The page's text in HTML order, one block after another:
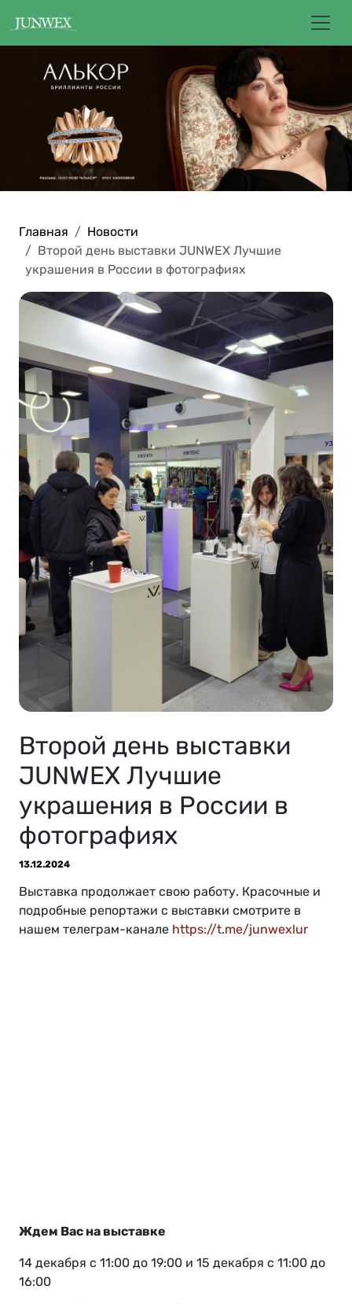
Главная
Новости
Второй день выставки JUNWEX Лучшие
украшения в России в фотографиях
Второй день выставки
JUNWEX Лучшие
украшения в России в
фотографиях
13.12.2024
Выставка продолжает свою работу. Красочные и
подробные репортажи с выставки смотрите в
нашем телеграм-канале https://t.me/junwexlur
Ждем Вас на выставке
14 декабря с 11:00 до 19:00 и 15 декабря с 11:00 до
16:00